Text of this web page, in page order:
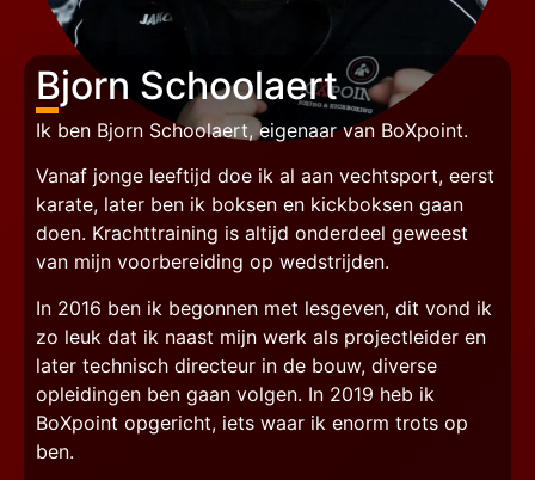
Bjorn Schoolaert
Ik ben Bjorn Schoolaert, eigenaar van BoXpoint.
Vanaf jonge leeftijd doe ik al aan vechtsport, eerst
karate, later ben ik boksen en kickboksen gaan
doen. Krachttraining is altijd onderdeel geweest
van mijn voorbereiding op wedstrijden.
In 2016 ben ik begonnen met lesgeven, dit vond ik
zo leuk dat ik naast mijn werk als projectleider en
later technisch directeur in de bouw, diverse
opleidingen ben gaan volgen. In 2019 heb ik
BoXpoint opgericht, iets waar ik enorm trots op
ben.